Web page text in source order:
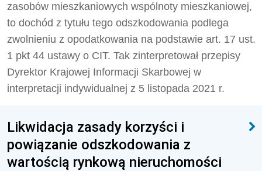
zasobów mieszkaniowych wspólnoty mieszkaniowej,
to dochód z tytułu tego odszkodowania podlega
zwolnieniu z opodatkowania na podstawie art. 17 ust.
1 pkt 44 ustawy o CIT. Tak zinterpretował przepisy
Dyrektor Krajowej Informacji Skarbowej w
interpretacji indywidualnej z 5 listopada 2021 r.
Likwidacja zasady korzyści i
powiązanie odszkodowania z
wartością rynkową nieruchomości